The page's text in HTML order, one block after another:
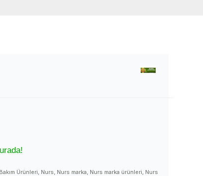
Ürünleri, Nurs, Nurs marka, Nurs marka ürünleri, Nurs